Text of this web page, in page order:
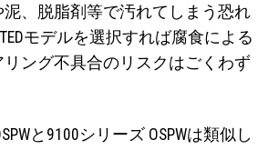
、脱脂剤等で汚れてしまう恐れ
モデルを選択すれば腐食による
ング不具合のリスクはごくわず
と9100シリーズ OSPWは類似し